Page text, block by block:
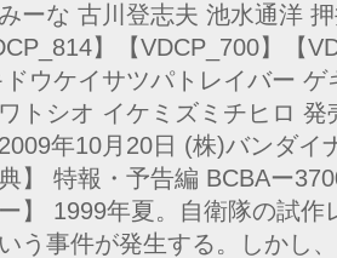
ーな 古川登志夫 池水通洋
】【VDCP_700】【
ドウケイサツパトレイバー
トシオ イケミズミチヒロ
年10月20日 (株)バンダ
】 特報・予告編 BCBAー
】 1999年夏。自衛隊の試
う事件が発生する。しかし